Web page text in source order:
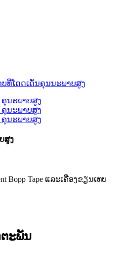
ສູງ
Bopp Tape ແລະເຄື່ອງຂຽນເທບ
ະພັນ